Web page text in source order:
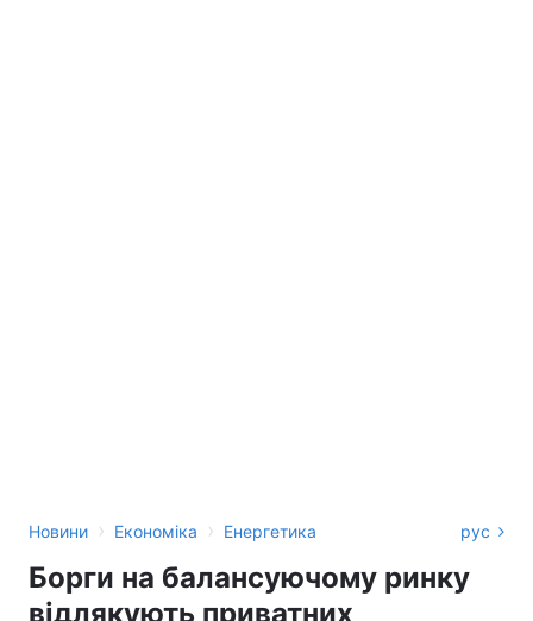
Новини › Економіка › Енергетика рус
Борги на балансуючому ринку
відлякують приватних